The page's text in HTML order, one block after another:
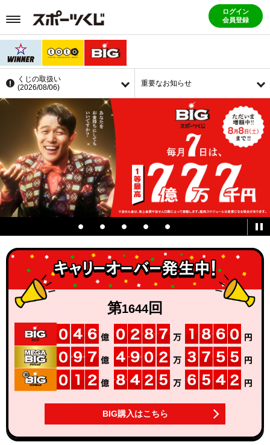
ログイン
会員登録
くじの取扱い
(2026/08/06)
重要なお知らせ
第1644回
BIG購入はこちら